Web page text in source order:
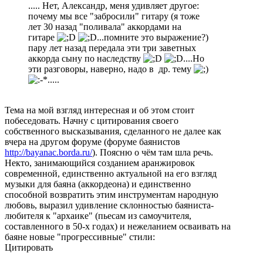
..... Нет, Александр, меня удивляет другое:
почему мы все "забросили" гитару (я тоже
лет 30 назад "поливала" аккордами на
гитаре
...помните это выражение?)
пару лет назад передала эти три заветных
аккорда сыну по наследству
....Но
эти разговоры, наверно, надо в др. тему
.....
Тема на мой взгляд интересная и об этом стоит
побеседовать. Начну с цитирования своего
собственного высказывания, сделанного не далее как
вчера на другом форуме (форуме баянистов
http://bayanac.borda.ru/). Поясню о чём там шла речь.
Некто, занимающийся созданием аранжировок
современной, единственно актуальной на его взгляд
музыки для баяна (аккордеона) и единственно
способной возвратить этим инструментам народную
любовь, выразил удивление склонностью баяниста-
любителя к "архаике" (пьесам из самоучителя,
составленного в 50-х годах) и нежеланием осваивать на
баяне новые "прогрессивные" стили:
Цитировать